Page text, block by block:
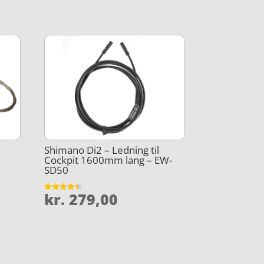
Shimano Di2 – Ledning til
Cockpit 1600mm lang – EW-
SD50
Vurderet
4.4
kr. 279,00